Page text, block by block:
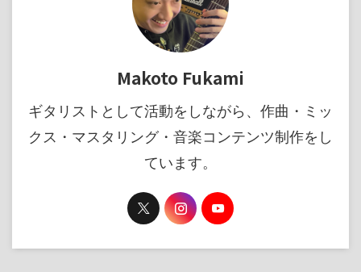
Makoto Fukami
ギタリストとして活動をしながら、作曲・ミッ
クス・マスタリング・音楽コンテンツ制作をし
ています。